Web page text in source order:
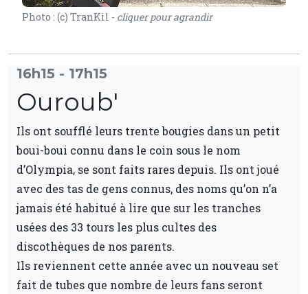
Photo : (c) TranKil - cliquer pour agrandir
16h15 - 17h15
Ouroub'
Ils ont soufflé leurs trente bougies dans un petit
boui-boui connu dans le coin sous le nom
d’Olympia, se sont faits rares depuis. Ils ont joué
avec des tas de gens connus, des noms qu’on n’a
jamais été habitué à lire que sur les tranches
usées des 33 tours les plus cultes des
discothèques de nos parents.
Ils reviennent cette année avec un nouveau set
fait de tubes que nombre de leurs fans seront